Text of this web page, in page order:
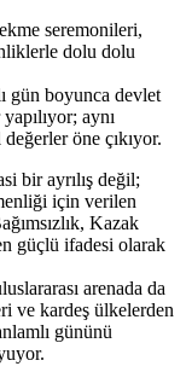
seremonileri,
dolu dolu
gün boyunca devlet
aynı
öne çıkıyor.
bir ayrılış değil;
için verilen
Kazak
güçlü ifadesi olarak
arenada da
ve kardeş ülkelerden
gününü